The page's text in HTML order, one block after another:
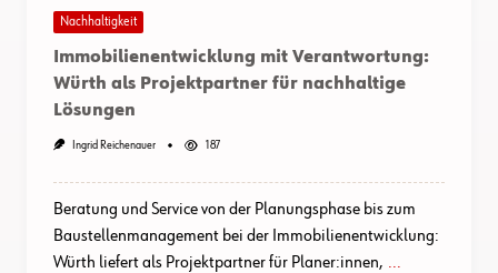
Nachhaltigkeit
Immobilienentwicklung mit Verantwortung:
Würth als Projektpartner für nachhaltige
Lösungen
Ingrid Reichenauer 187
Beratung und Service von der Planungsphase bis zum
Baustellenmanagement bei der Immobilienentwicklung:
Würth liefert als Projektpartner für Planer:innen, ...